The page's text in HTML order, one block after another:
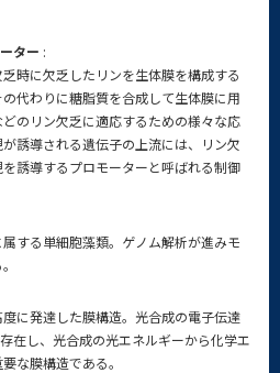
ター :
時に欠乏したリンを生体膜を構成する
代わりに糖脂質を合成して生体膜に用
のリン欠乏に適応するための様々な応
誘導される遺伝子の上流には、リン欠
誘導するプロモーターと呼ばれる制御
する単細胞藻類。ゲノム解析が進みモ
に発達した膜構造。光合成の電子伝達
在し、光合成の光エネルギーから化学エ
な膜構造である。